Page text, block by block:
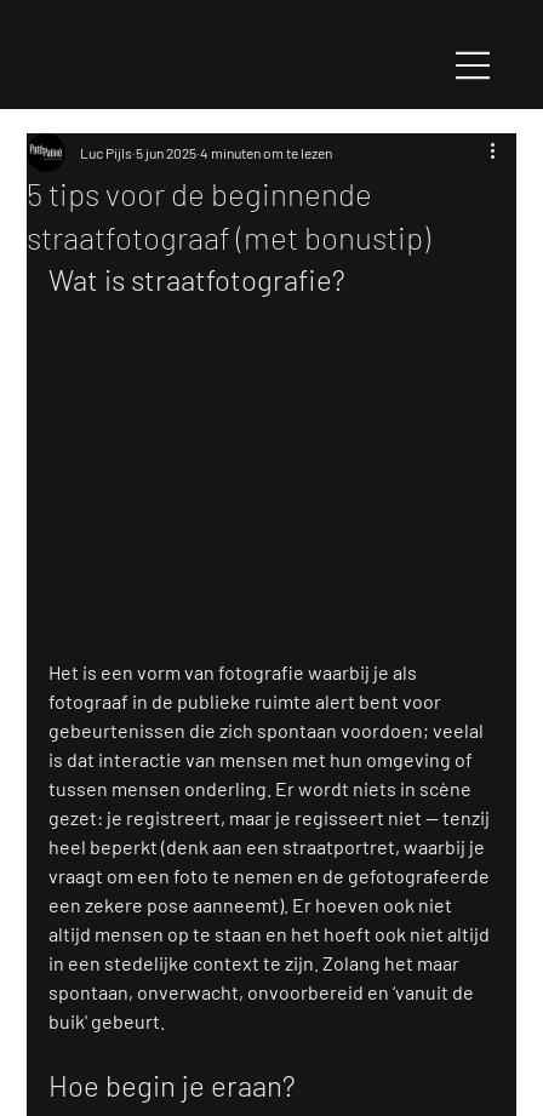
5 tips voor de beginnende
straatfotograaf (met bonustip)
Luc Pijls 5 jun 2025 4 minuten om te lezen
Wat is straatfotografie?
Het is een vorm van fotografie waarbij je als
fotograaf in de publieke ruimte alert bent voor
gebeurtenissen die zich spontaan voordoen; veelal
is dat interactie van mensen met hun omgeving of
tussen mensen onderling. Er wordt niets in scène
gezet: je registreert, maar je regisseert niet — tenzij
heel beperkt (denk aan een straatportret, waarbij je
vraagt om een foto te nemen en de gefotografeerde
een zekere pose aanneemt). Er hoeven ook niet
altijd mensen op te staan en het hoeft ook niet altijd
in een stedelijke context te zijn. Zolang het maar
spontaan, onverwacht, onvoorbereid en ‘vanuit de
buik' gebeurt.
Hoe begin je eraan?